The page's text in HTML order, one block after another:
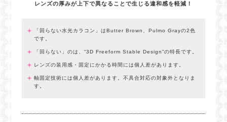
レンズの厚みが上下で異なることで生じる違和感を軽減！
「回らない水光カラコン」はButter Brown、Pulmo Grayの2色
です。
「回らない」のは、“3D Freeform Stable Design”の特長です。
レンズの装用感・固定にかかる時間には個人差があります。
軸固定技術には個人差があります。不具合対応の対象外となりま
す。